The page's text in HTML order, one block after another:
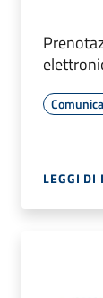
LEGGI DI